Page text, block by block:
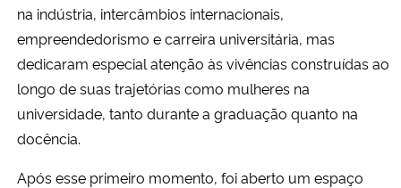
na indústria, intercâmbios internacionais,
empreendedorismo e carreira universitária, mas
dedicaram especial atenção às vivências construídas ao
longo de suas trajetórias como mulheres na
universidade, tanto durante a graduação quanto na
docência.
Após esse primeiro momento, foi aberto um espaço